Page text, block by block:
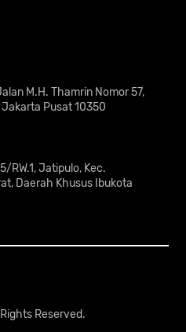
M.H. Thamrin Nomor 57,
Pusat 10350
RW.1, Jatipulo, Kec.
Daerah Khusus Ibukota
Reserved.